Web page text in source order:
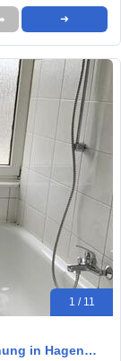
➜
1 / 11
in Hagen…